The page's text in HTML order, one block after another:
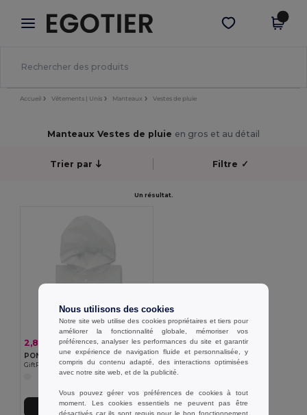
× Appli Egotier
Meilleurs prix sur l’app !
Obtenir l'appli
Accueil Vêtements | Unis Manteaux Vestes de pluie
Manteaux Vestes de pluie en gros et au détail
Trier par Filtre ✓
Un résultat.
2,84 € 4,71 € -40%
PONCHIE Imperméable pour enfant
GiftRetail MO2128
Ajouter au Panier
Nous utilisons des cookies
Notre site web utilise des cookies propriétaires et tiers pour
améliorer la fonctionnalité globale, mémoriser vos
préférences, analyser les performances du site et garantir
une expérience de navigation fluide et personnalisée, y
compris du contenu adapté, des interactions optimisées
avec notre site web, et de la publicité.
Vous pouvez gérer vos préférences de cookies à tout
moment. Les cookies essentiels ne peuvent pas être
désactivés car ils sont requis pour le bon fonctionnement